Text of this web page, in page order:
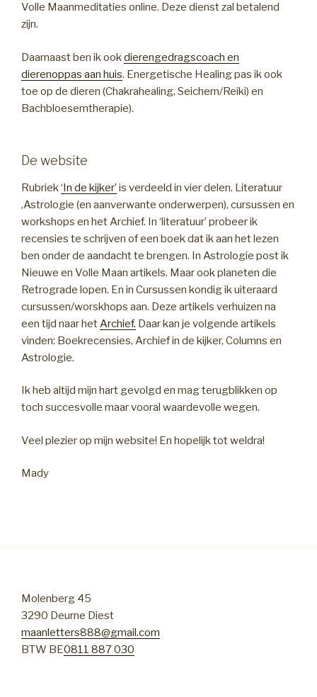
Volle Maanmeditaties online. Deze dienst zal betalend
zijn.
Daarnaast ben ik ook dierengedragscoach en
dierenoppas aan huis. Energetische Healing pas ik ook
toe op de dieren (Chakrahealing, Seichem/Reiki) en
Bachbloesemtherapie).
De website
Rubriek ‘In de kijker’ is verdeeld in vier delen. Literatuur
,Astrologie (en aanverwante onderwerpen), cursussen en
workshops en het Archief. In ‘literatuur’ probeer ik
recensies te schrijven of een boek dat ik aan het lezen
ben onder de aandacht te brengen. In Astrologie post ik
Nieuwe en Volle Maan artikels. Maar ook planeten die
Retrograde lopen. En in Cursussen kondig ik uiteraard
cursussen/worskhops aan. Deze artikels verhuizen na
een tijd naar het Archief. Daar kan je volgende artikels
vinden: Boekrecensies, Archief in de kijker, Columns en
Astrologie.
Ik heb altijd mijn hart gevolgd en mag terugblikken op
toch succesvolle maar vooral waardevolle wegen.
Veel plezier op mijn website! En hopelijk tot weldra!
Mady
Molenberg 45
3290 Deurne Diest
maanletters888@gmail.com
BTW BE0811 887 030